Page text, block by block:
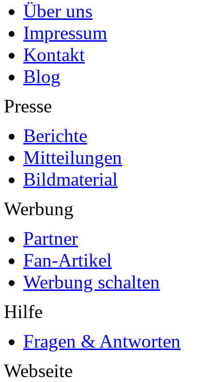
Über uns
Impressum
Kontakt
Blog
Presse
Berichte
Mitteilungen
Bildmaterial
Werbung
Partner
Fan-Artikel
Werbung schalten
Hilfe
Fragen & Antworten
Webseite